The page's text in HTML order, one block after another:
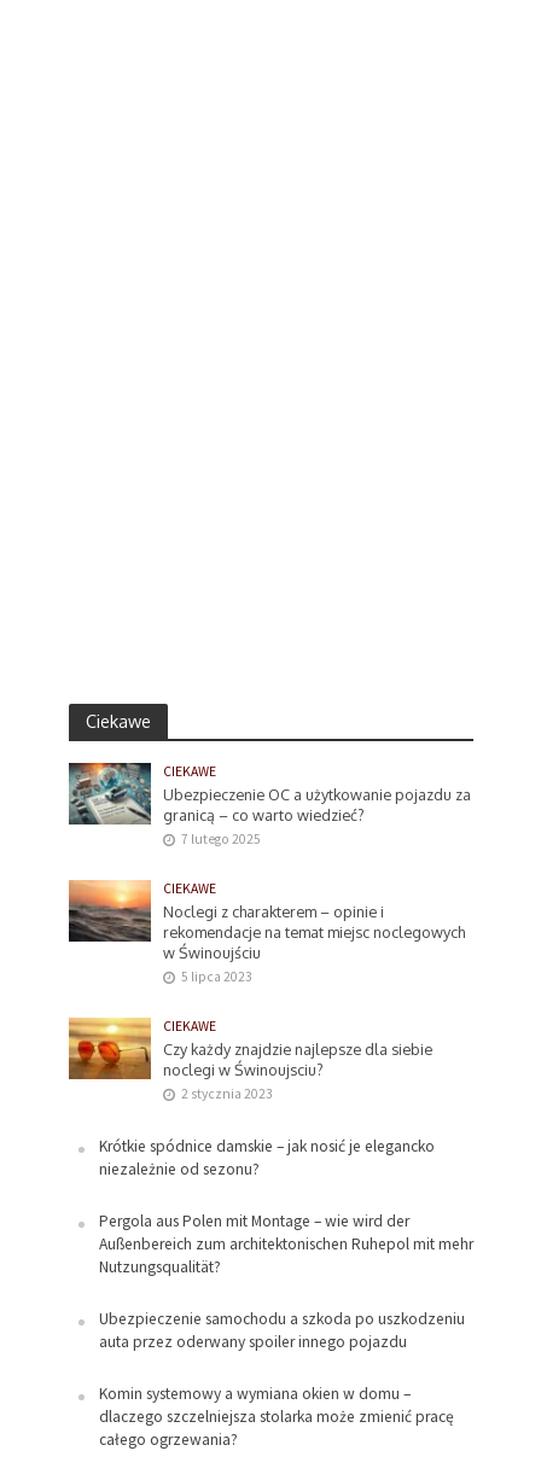
Ciekawe
CIEKAWE
Ubezpieczenie OC a użytkowanie pojazdu za
granicą – co warto wiedzieć?
7 lutego 2025
CIEKAWE
Noclegi z charakterem – opinie i
rekomendacje na temat miejsc noclegowych
w Świnoujściu
5 lipca 2023
CIEKAWE
Czy każdy znajdzie najlepsze dla siebie
noclegi w Świnoujsciu?
2 stycznia 2023
Krótkie spódnice damskie – jak nosić je elegancko
niezależnie od sezonu?
Pergola aus Polen mit Montage – wie wird der
Außenbereich zum architektonischen Ruhepol mit mehr
Nutzungsqualität?
Ubezpieczenie samochodu a szkoda po uszkodzeniu
auta przez oderwany spoiler innego pojazdu
Komin systemowy a wymiana okien w domu –
dlaczego szczelniejsza stolarka może zmienić pracę
całego ogrzewania?